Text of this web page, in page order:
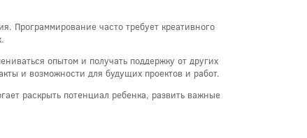
Программирование часто требует креативного
опытом и получать поддержку от других
и возможности для будущих проектов и работ.
раскрыть потенциал ребенка, развить важные